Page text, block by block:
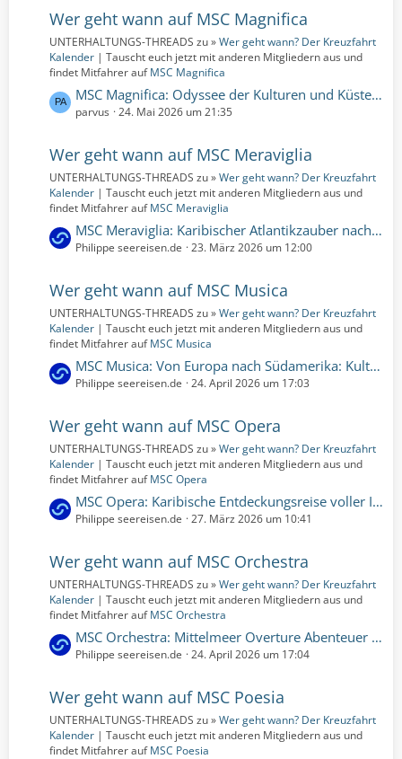
ä
g
e
z
t
e
B
i
ä
g
e
Wer geht wann auf MSC Magnifica
UNTERHALTUNGS-THREADS zu »Wer geht wann? Der Kreuzfahrt
Kalender | Tauscht euch jetzt mit anderen Mitgliedern aus und
findet Mitfahrer aufMSC Magnifica
L
e
z
t
e
B
i
ä
g
e
MSC Magnifica: Odyssee der Kulturen und Küsten | 131 Nächte | 05.01.2026 bis 16.05.2026 (Montag, 5. Januar 2026, 00:00 – Samstag, 16. Mai 2026, 00:00)
parvus 24. Mai 2026 um 21:35
Wer geht wann auf MSC Meraviglia
UNTERHALTUNGS-THREADS zu »Wer geht wann? Der Kreuzfahrt
Kalender | Tauscht euch jetzt mit anderen Mitgliedern aus und
findet Mitfahrer aufMSC Meraviglia
L
e
z
t
e
B
i
ä
g
e
MSC Meraviglia: Karibischer Atlantikzauber nach Europa | 16 Nächte | 22.04.2028 bis 08.05.2028 (Samstag, 22. April 2028, 00:00 – Montag, 8. Mai 2028, 00:00)
Philippe seereisen.de 23. März 2026 um 12:00
Wer geht wann auf MSC Musica
UNTERHALTUNGS-THREADS zu »Wer geht wann? Der Kreuzfahrt
Kalender | Tauscht euch jetzt mit anderen Mitgliedern aus und
findet Mitfahrer aufMSC Musica
L
e
z
t
e
B
i
ä
g
e
MSC Musica: Von Europa nach Südamerika: Kultur und Küstenzauber | 12 Nächte | 10.11.2027 bis 22.11.2027 (Mittwoch, 10. November 2027, 00:00 – Montag, 22. November 2027, 00:00)
Philippe seereisen.de 24. April 2026 um 17:03
Wer geht wann auf MSC Opera
UNTERHALTUNGS-THREADS zu »Wer geht wann? Der Kreuzfahrt
Kalender | Tauscht euch jetzt mit anderen Mitgliedern aus und
findet Mitfahrer aufMSC Opera
L
e
z
t
e
B
i
ä
g
e
MSC Opera: Karibische Entdeckungsreise voller Inselzauber | 14 Nächte | 27.03.2028 bis 10.04.2028 (Montag, 27. März 2028, 00:00 – Montag, 10. April 2028, 00:00)
Philippe seereisen.de 27. März 2026 um 10:41
Wer geht wann auf MSC Orchestra
UNTERHALTUNGS-THREADS zu »Wer geht wann? Der Kreuzfahrt
Kalender | Tauscht euch jetzt mit anderen Mitgliedern aus und
findet Mitfahrer aufMSC Orchestra
L
e
z
t
e
B
MSC Orchestra: Mittelmeer Overture Abenteuer | 2 Nächte | 22.10.2026 bis 24.10.2026 (Donnerstag, 22. Oktober 2026, 00:00 – Samstag, 24. Oktober 2026, 00:00)
Philippe seereisen.de 24. April 2026 um 17:04
Wer geht wann auf MSC Poesia
UNTERHALTUNGS-THREADS zu »Wer geht wann? Der Kreuzfahrt
Kalender | Tauscht euch jetzt mit anderen Mitgliedern aus und
findet Mitfahrer aufMSC Poesia